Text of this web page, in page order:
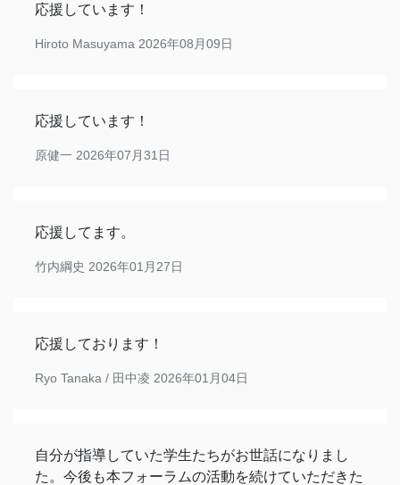
応援しています！
Hiroto Masuyama 2026年08月09日
応援しています！
原健一 2026年07月31日
応援してます。
竹内綱史 2026年01月27日
応援しております！
Ryo Tanaka / 田中凌 2026年01月04日
自分が指導していた学生たちがお世話になりまし
た。今後も本フォーラムの活動を続けていただきた